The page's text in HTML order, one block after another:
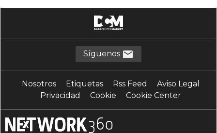
Síguenos
Nosotros Etiquetas Rss Feed
Aviso Legal
Privacidad
Cookie Cookie Center